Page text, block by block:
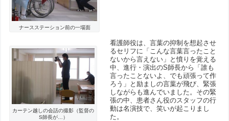
ナースステーション前の一場面
カーテン越しの会話の撮影（監督の
S師長が…）
看護師役は、言葉の抑制を想起させ
るセリフに「こんな言葉言ったこと
ないから言えない」と憤りを覚える
中、進行・演出のS師長から「誰も
言ったことないよ、でも頑張って作
ろう」と励ましの言葉が飛び、緊張
しながらも進んでいました。その緊
張の中、患者さん役のスタッフの行
動は名演技で、笑いが起こりまし
た。